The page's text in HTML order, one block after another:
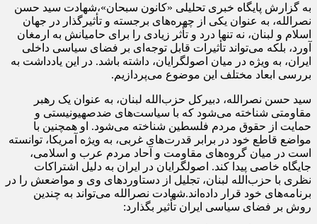
به گزارش پایگاه خبری تحلیلی «کانون سبحان»،شهادت سید حسن
نصرالله، به عنوان یکی از چهره‌های برجسته و تأثیرگذار در جهان
اسلام و لبنان، نه تنها درد و تأثر زیادی را برای حامیانش به ارمغان
آورد، بلکه می‌تواند تأثیرات قابل توجه‌ای بر فضای سیاسی داخلی
ایران، به ویژه در میان اصولگرایان، داشته باشد. در این یادداشت به
بررسی ابعاد مختلف این موضوع می‌پردازیم.
سید حسن نصرالله، دبیرکل حزب‌الله لبنان، به عنوان یک رهبر
مقاومتی شناخته می‌شود که با سیاست‌های ضدصهیونیستی و
حمایت از حقوق مردم فلسطین شناخته می‌شود. او همچنین با
مواضع قاطع خود در برابر قدرت‌های غربی، به ویژه آمریکا، توانسته
است در میان گروه‌های مقاومت و آحاد مردم عرب و اسلامی،
جایگاه خاصی پیدا کند. اصولگرایان در ایران به دلیل اشتراکات
نظری با حزب‌الله لبنان، تجلیل از دستاوردهای وی و مواضعش را در
برنامه‌های خود قرار داده‌اند.شهادت نصرالله می‌تواند به چندین
روش بر فضای سیاسی ایران تأثیر بگذارد: